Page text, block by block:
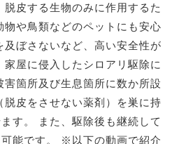
皮する生物のみに作用するた
や鳥類などのペットにも安心
ぼさないなど、高い安全性が
屋に侵入したシロアリ駆除に
箇所及び生息箇所に数か所設
皮をさせない薬剤）を巣に持
す。 また、駆除後も継続して
能です。 ※以下の動画で紹介